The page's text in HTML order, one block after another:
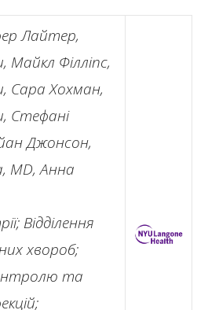
Лайтер,
Філліпс,
Сара Хохман,
Стефані
Джонсон,
MD, Анна
Відділення
хвороб;
та